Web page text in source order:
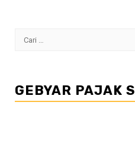
Cari
GEBYAR PAJAK